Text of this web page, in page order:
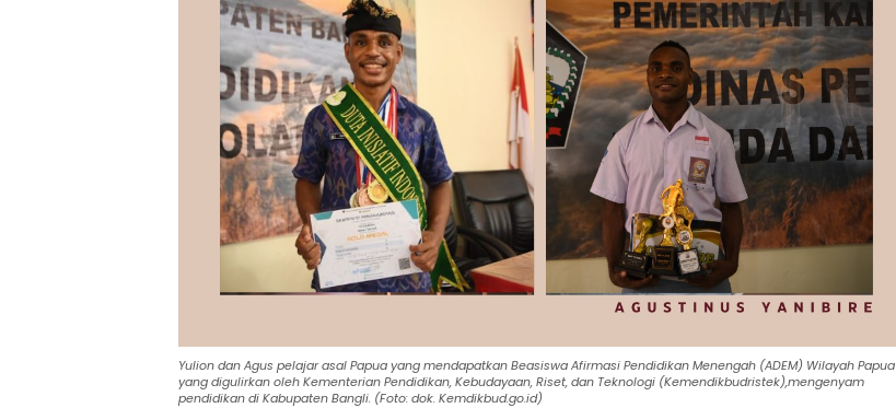
Yulion dan Agus pelajar asal Papua yang mendapatkan Beasiswa Afirmasi Pendidikan Menengah (ADEM) Wilayah Papua
yang digulirkan oleh Kementerian Pendidikan, Kebudayaan, Riset, dan Teknologi (Kemendikbudristek),mengenyam
pendidikan di Kabupaten Bangli. (Foto: dok. Kemdikbud.go.id)